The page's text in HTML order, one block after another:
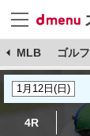
MLB ゴルフ
4R